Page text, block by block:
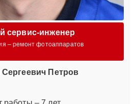
сервис-инженер
– ремонт фотоаппаратов
Петров